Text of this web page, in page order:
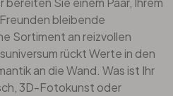
bleibende
Sortiment an reizvollen
rückt Werte in den
an die Wand. Was ist Ihr
3D-Fotokunst oder